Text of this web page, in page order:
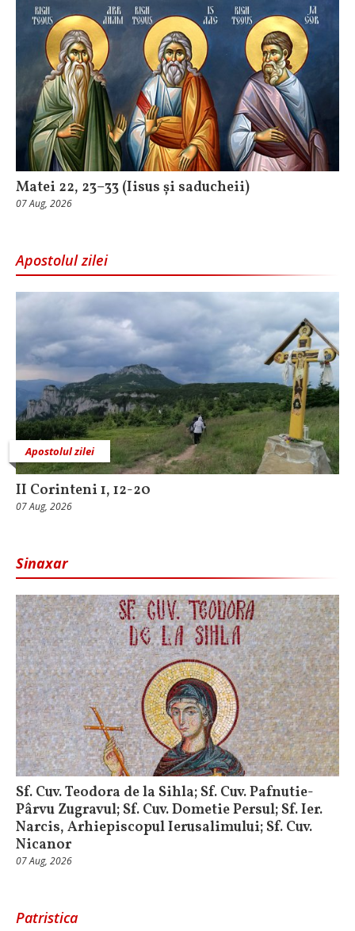
Matei 22, 23–33 (Iisus și saducheii)
07 Aug, 2026
Apostolul zilei
Apostolul zilei
II Corinteni 1, 12-20
07 Aug, 2026
Sinaxar
Sf. Cuv. Teodora de la Sihla; Sf. Cuv. Pafnutie-
Pârvu Zugravul; Sf. Cuv. Dometie Persul; Sf. Ier.
Narcis, Arhiepiscopul Ierusalimului; Sf. Cuv.
Nicanor
07 Aug, 2026
Patristica